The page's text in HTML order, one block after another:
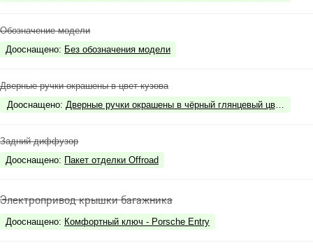
Обозначение модели
Дооснащено: Без обозначения модели
Дверные ручки окрашены в цвет кузова
Дооснащено: Дверные ручки окрашены в чёрный глянцевый цвет -
Задний диффузор
Дооснащено: Пакет отделки Offroad
Электропривод крышки багажника
Дооснащено: Комфортный ключ - Porsche Entry